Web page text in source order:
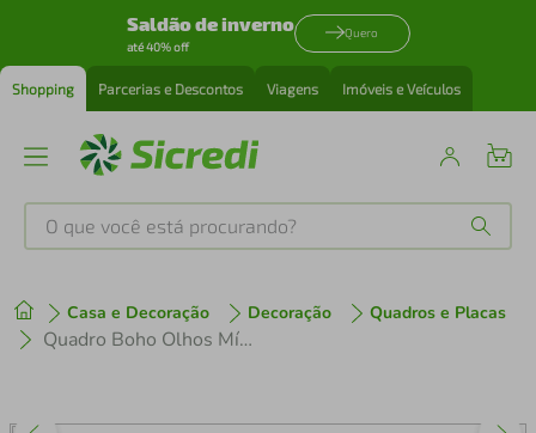
Saldão de inverno
até 40% off
Quero
Shopping Parcerias e Descontos Viagens Imóveis e Veículos
O que você está procurando?
Casa e Decoração Decoração Quadros e Placas
Quadro Boho Olhos Místicos 86x30 Caixa Branco Branco
1º tenis